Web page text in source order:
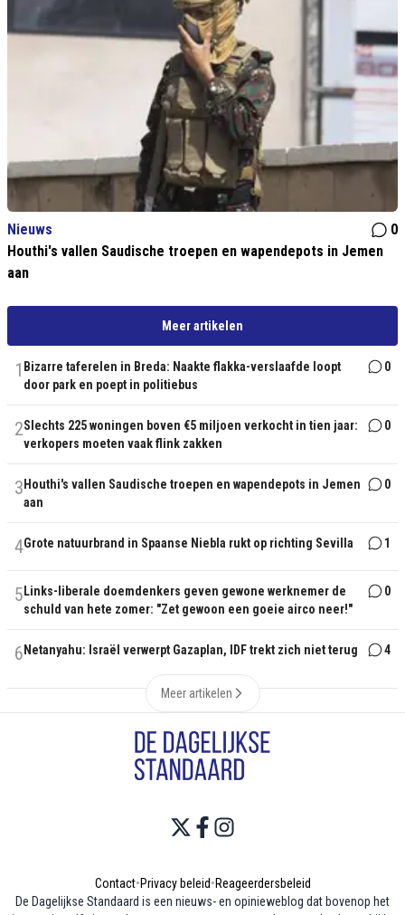
Nieuws
0
Houthi's vallen Saudische troepen en wapendepots in Jemen
aan
Meer artikelen
1 Bizarre taferelen in Breda: Naakte flakka-verslaafde loopt
door park en poept in politiebus
0
2Slechts 225 woningen boven €5 miljoen verkocht in tien jaar:
verkopers moeten vaak flink zakken
0
3 Houthi's vallen Saudische troepen en wapendepots in Jemen
aan
0
4Grote natuurbrand in Spaanse Niebla rukt op richting Sevilla 1
5 Links-liberale doemdenkers geven gewone werknemer de
schuld van hete zomer: "Zet gewoon een goeie airco neer!"
0
6 Netanyahu: Israël verwerpt Gazaplan, IDF trekt zich niet terug 4
Meer artikelen
Contact•Privacy beleid•Reageerdersbeleid
De Dagelijkse Standaard is een nieuws- en opinieweblog dat bovenop het